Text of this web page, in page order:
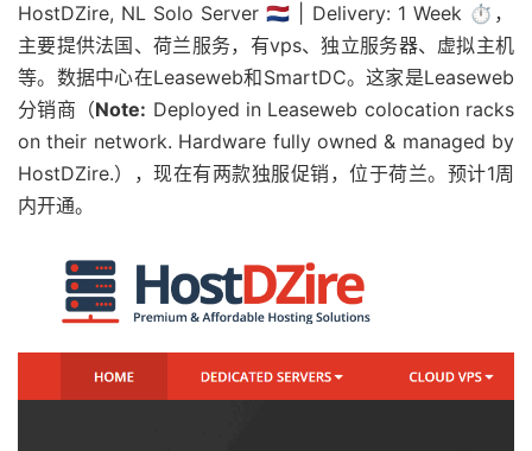
HostDZire, NL Solo Server 🇳🇱 | Delivery: 1 Week ⏱️，
主要提供法国、荷兰服务，有vps、独立服务器、虚拟主机
等。数据中心在Leaseweb和SmartDC。这家是Leaseweb
分销商（Note: Deployed in Leaseweb colocation racks
on their network. Hardware fully owned & managed by
HostDZire.），现在有两款独服促销，位于荷兰。预计1周
内开通。